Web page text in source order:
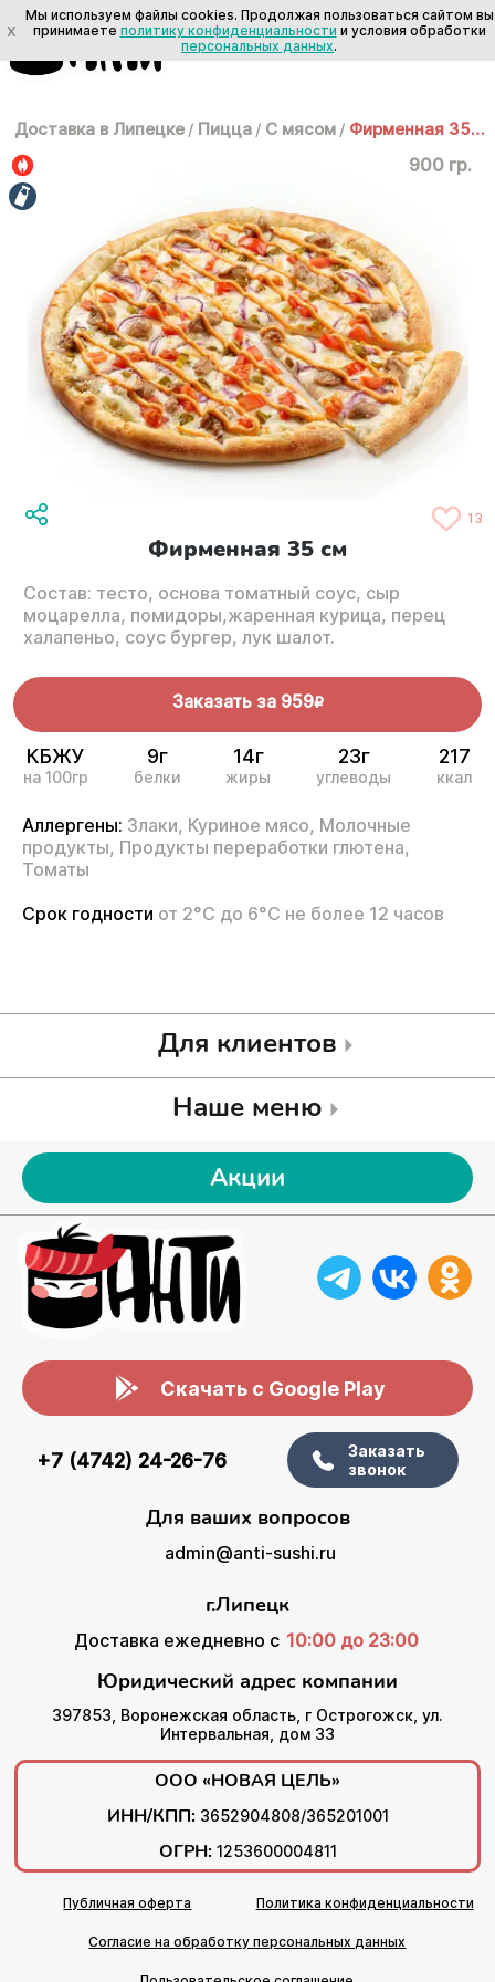
Доставка в Липецке / Пицца / С мясом / Фирменная 35 см
900 гр.
13
Фирменная 35 см
Состав: тесто, основа томатный соус, сыр
моцарелла, помидоры,жаренная курица, перец
халапеньо, соус бургер, лук шалот.
Заказать за 959R
КБЖУ
на 100гр
9г
белки
14г
жиры
23г
углеводы
217
ккал
Аллергены: Злаки, Куриное мясо, Молочные
продукты, Продукты переработки глютена,
Томаты
Срок годности от 2°С до 6°С не более 12 часов
Для клиентов
Наше меню
Акции
Скачать с Google Play
+7 (4742) 24-26-76
Заказать
звонок
Для ваших вопросов
admin@anti-sushi.ru
г.Липецк
Доставка ежедневно с 10:00 до 23:00
Юридический адрес компании
397853, Воронежская область, г Острогожск, ул.
Интервальная, дом 33
ООО «НОВАЯ ЦЕЛЬ»
ИНН/КПП: 3652904808/365201001
ОГРН: 1253600004811
Публичная оферта Политика конфиденциальности
Согласие на обработку персональных данных
X
Мы используем файлы cookies. Продолжая пользоваться сайтом вы
принимаете политику конфиденциальности и условия обработки
персональных данных.